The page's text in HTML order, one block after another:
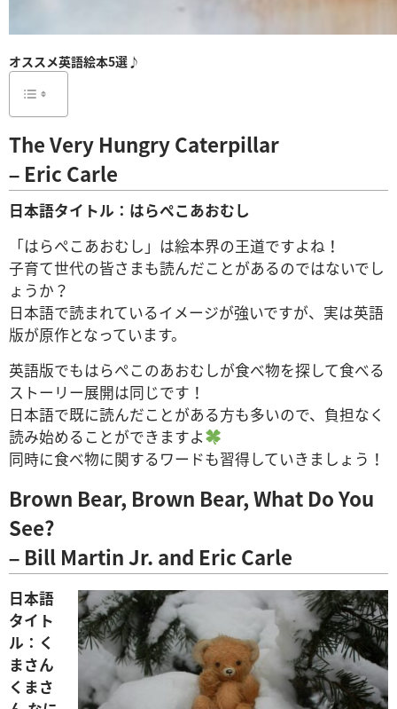
オススメ英語絵本5選♪
The Very Hungry Caterpillar
– Eric Carle
日本語タイトル：はらぺこあおむし
「はらぺこあおむし」は絵本界の王道ですよね！
子育て世代の皆さまも読んだことがあるのではないでし
ょうか？
日本語で読まれているイメージが強いですが、実は英語
版が原作となっています。
英語版でもはらぺこのあおむしが食べ物を探して食べる
ストーリー展開は同じです！
日本語で既に読んだことがある方も多いので、負担なく
読み始めることができますよ
同時に食べ物に関するワードも習得していきましょう！
Brown Bear, Brown Bear, What Do You
See?
– Bill Martin Jr. and Eric Carle
日本語
タイト
ル：く
まさん
くまさ